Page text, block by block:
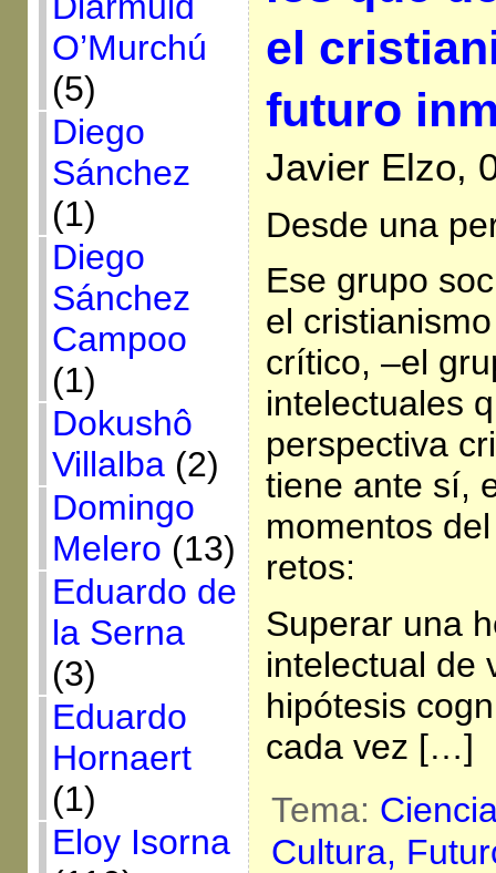
O’Murchú
(5)
Diego
Sánchez
(1)
Diego
Sánchez
Campoo
(1)
Dokushô
Villalba(2)
Domingo
Melero (13)
Eduardo de
la Serna
(3)
Eduardo
Hornaert
(1)
Eloy Isorna
el
futuro
Javier Elzo,
Desde una
Ese grupo
el
crítico, –el
intelectuales
perspectiva
tiene ante sí,
momentos
retos:
Superar una
intelectual de
hipótesis
cada vez […]
Tema:
Cultura,